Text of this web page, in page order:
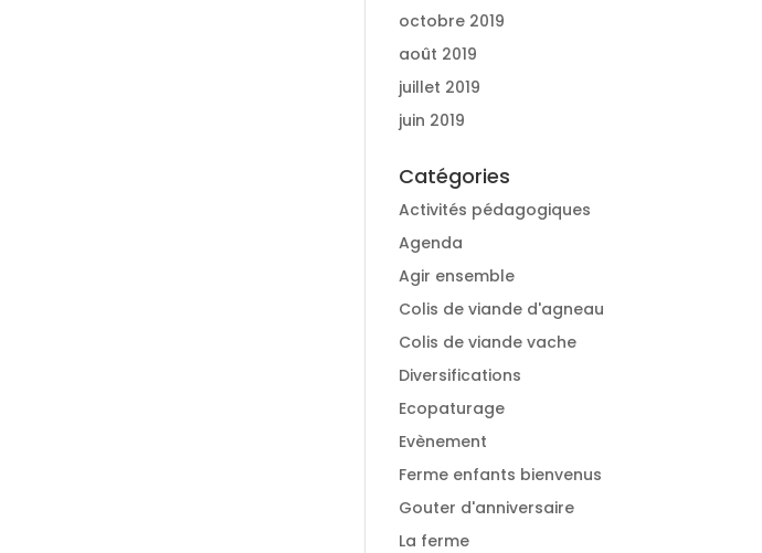
octobre 2019
août 2019
juillet 2019
juin 2019
Catégories
Activités pédagogiques
Agenda
Agir ensemble
Colis de viande d'agneau
Colis de viande vache
Diversifications
Ecopaturage
Evènement
Ferme enfants bienvenus
Gouter d'anniversaire
La ferme